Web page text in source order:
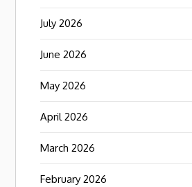
July 2026
June 2026
May 2026
April 2026
March 2026
February 2026